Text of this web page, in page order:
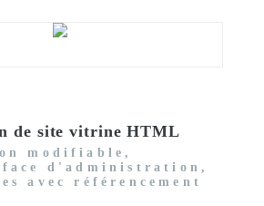
de site vitrine HTML
modifiable,
d'administration,
avec référencement